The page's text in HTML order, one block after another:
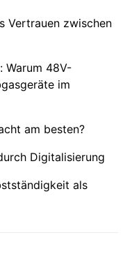
Vertrauen zwischen
Warum 48V-
im
am besten?
Digitalisierung
als